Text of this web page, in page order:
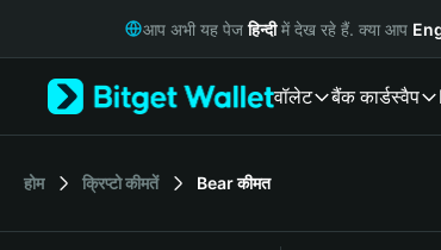
Русский
Italiano
आप अभी यह पेजहिन्दीमें देख रहे हैं. क्या आप
वॉलेट बैंक कार्डस्वैप
होम क्रिप्टो कीमतें Bearकीमत